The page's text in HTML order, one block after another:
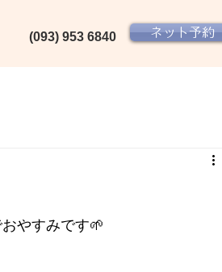
(093) 953 6840‬ ネット予約
やすみです🌱